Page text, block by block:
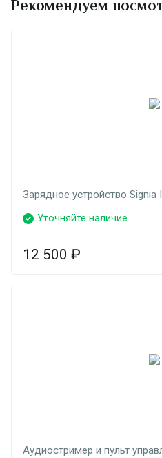
Рекомендуем
Зарядное устройство Signia
Уточняйте наличие
12 500 ₽
Аудиостример и пульт